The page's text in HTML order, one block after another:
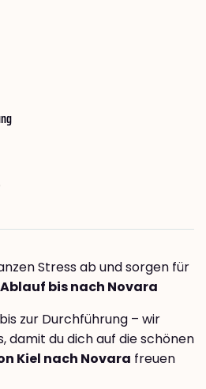
Stress ab und sorgen für
bis nach Novara
zur Durchführung – wir
damit du dich auf die schönen
Kiel nach Novara freuen